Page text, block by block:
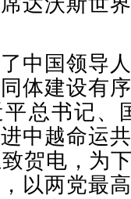
中国领导
体建设有
总书记、
中越命运
贺电，为
以两党最